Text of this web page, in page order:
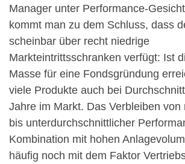
Manager unter Performance-
kommt man zu dem Schluss, dass
scheinbar über recht niedrige
Markteintrittsschranken verfügt: Ist
Masse für eine Fondsgründung
viele Produkte auch bei
Jahre im Markt. Das Verbleiben von
bis unterdurchschnittlicher
Kombination mit hohen
häufig noch mit dem Faktor